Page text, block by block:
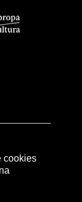
cookies